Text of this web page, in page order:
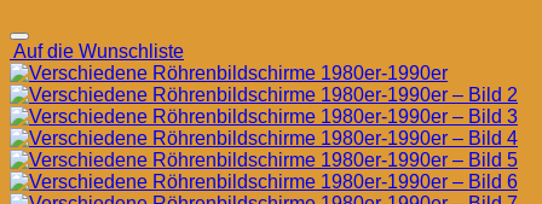
Auf die Wunschliste